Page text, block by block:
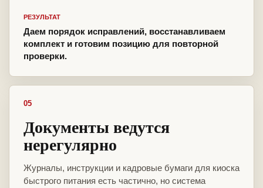
РЕЗУЛЬТАТ
Даем порядок исправлений, восстанавливаем
комплект и готовим позицию для повторной
проверки.
05
Документы ведутся
нерегулярно
Журналы, инструкции и кадровые бумаги для киоска
быстрого питания есть частично, но система